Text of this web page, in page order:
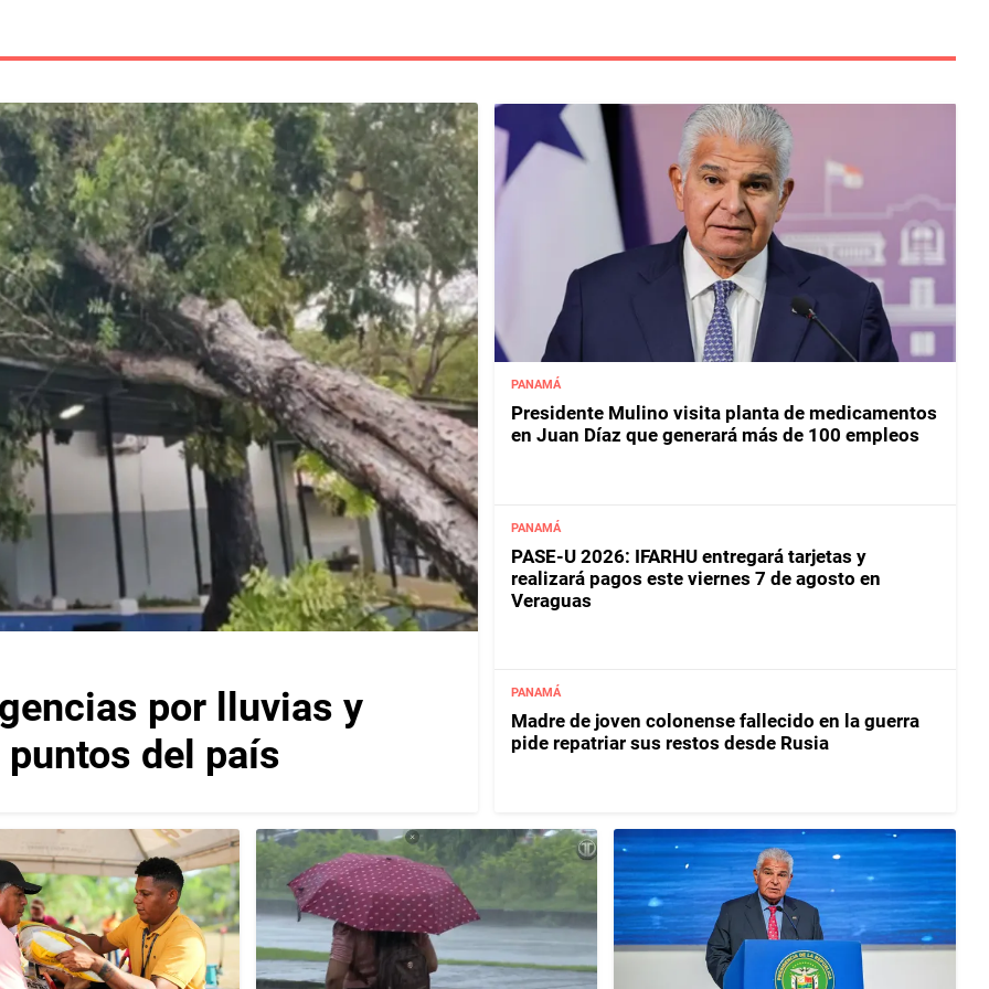
por lluvias y
del país
PANAMÁ
Presidente Mulino visita planta de medicamentos
en Juan Díaz que generará más de 100 empleos
PANAMÁ
PASE-U 2026: IFARHU entregará tarjetas y
realizará pagos este viernes 7 de agosto en
Veraguas
PANAMÁ
Madre de joven colonense fallecido en la guerra
pide repatriar sus restos desde Rusia